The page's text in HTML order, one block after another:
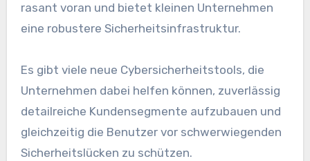
rasant voran und bietet kleinen Unternehmen
eine robustere Sicherheitsinfrastruktur.
Es gibt viele neue Cybersicherheitstools, die
Unternehmen dabei helfen können, zuverlässig
detailreiche Kundensegmente aufzubauen und
gleichzeitig die Benutzer vor schwerwiegenden
Sicherheitslücken zu schützen.